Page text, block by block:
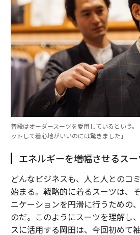
普段はオーダースーツを愛用しているという
ットして着心地がいいのには驚きました」
エネルギーを増幅させるス
どんなビジネスも、人と人とのコ
始まる。戦略的に着るスーツは、
ニケーションを円滑に行うための
のだ。このようにスーツを理解し
スに活用する岡田は、今回初めて